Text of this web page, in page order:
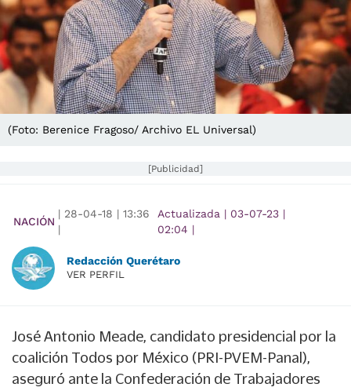
(Foto: Berenice Fragoso/ Archivo EL Universal)
[Publicidad]
NACIÓN
| 28-04-18 | 13:36
|
Actualizada | 03-07-23 |
02:04 |
Redacción Querétaro
VER PERFIL
José Antonio Meade, candidato presidencial por la
coalición Todos por México (PRI-PVEM-Panal ),
aseguró ante la Confederación de Trabajadores